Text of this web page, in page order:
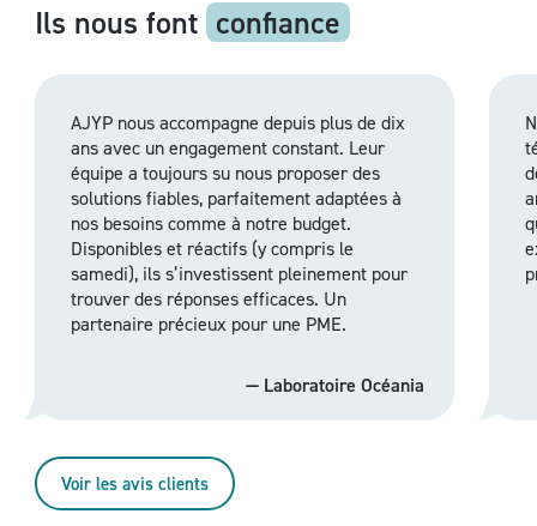
Ils nous font confiance
AJYP nous accompagne depuis plus de dix
ans avec un engagement constant. Leur
équipe a toujours su nous proposer des
solutions fiables, parfaitement adaptées à
nos besoins comme à notre budget.
Disponibles et réactifs (y compris le
samedi), ils s’investissent pleinement pour
trouver des réponses efficaces. Un
partenaire précieux pour une PME.
— Laboratoire Océania
Voir les avis clients